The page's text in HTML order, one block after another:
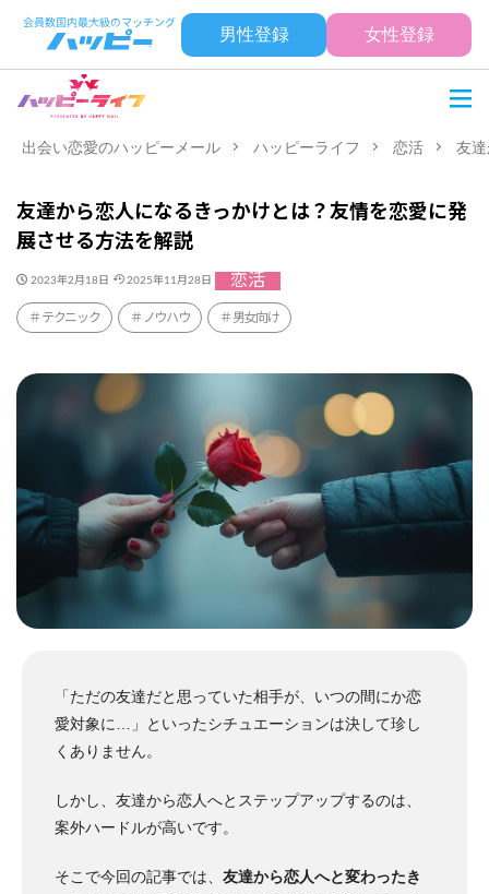
男性登録 女性登録
出会い恋愛のハッピーメール ハッピーライフ 恋活 友
友達から恋人になるきっかけとは？友情を恋愛に発
展させる方法を解説
2023年2月18日 2025年11月28日 恋活
テクニック ノウハウ 男女向け
「ただの友達だと思っていた相手が、いつの間にか恋
愛対象に…」といったシチュエーションは決して珍し
くありません。
しかし、友達から恋人へとステップアップするのは、
案外ハードルが高いです。
そこで今回の記事では、 友達から恋人へと変わったき